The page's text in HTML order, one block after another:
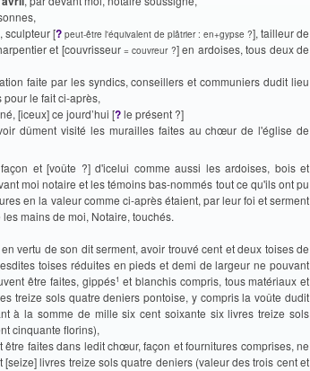
sculpteur [? peut-être l'équivalent de plâtrier : en+gypse ?], tailleur de
et [couvrisseur= couvreur ?] en ardoises, tous deux de
faite par les syndics, conseillers et communiers dudit lieu
le fait ci-après,
[iceux] ce jourd’hui [?le présent ?]
dûment visité les murailles faites au chœur de l'église de
et [voûte ?] d'icelui comme aussi les ardoises, bois et
moi notaire et les témoins bas-nommés tout ce qu'ils ont pu
en la valeur comme ci-après étaient, par leur foi et serment
mains de moi, Notaire, touchés.
vertu de son dit serment, avoir trouvé cent et deux toises de
toises réduites en pieds et demi de largeur ne pouvant
être faites, gippés1 et blanchis compris, tous matériaux et
treize sols quatre deniers pontoise, y compris la voûte dudit
à la somme de mille six cent soixante six livres treize sols
cinquante florins),
faites dans ledit chœur, façon et fournitures comprises, ne
livres treize sols quatre deniers (valeur des trois cent et